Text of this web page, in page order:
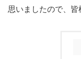
思いましたので、皆